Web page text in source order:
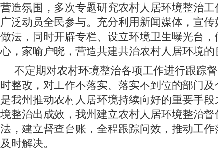
营造氛围，多次专题研究农村人居环境整治
广泛动员全民参与。充分利用新闻媒体，宣
做法，同时开辟专栏、设立环境卫生曝光台
心，家喻户晓，营造共建共治农村人居环境的
不定期对农村环境整治各项工作进行跟踪
时整改，对工作不落实、落实不到位的部门
是我州推动农村人居环境持续向好的重要手
境整治出成效，我州建立农村人居环境整治
法，建立督查台账，全程跟踪问效，推动工
及时解决。